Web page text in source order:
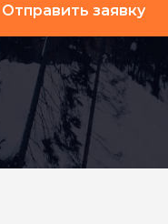
Отправить заявку